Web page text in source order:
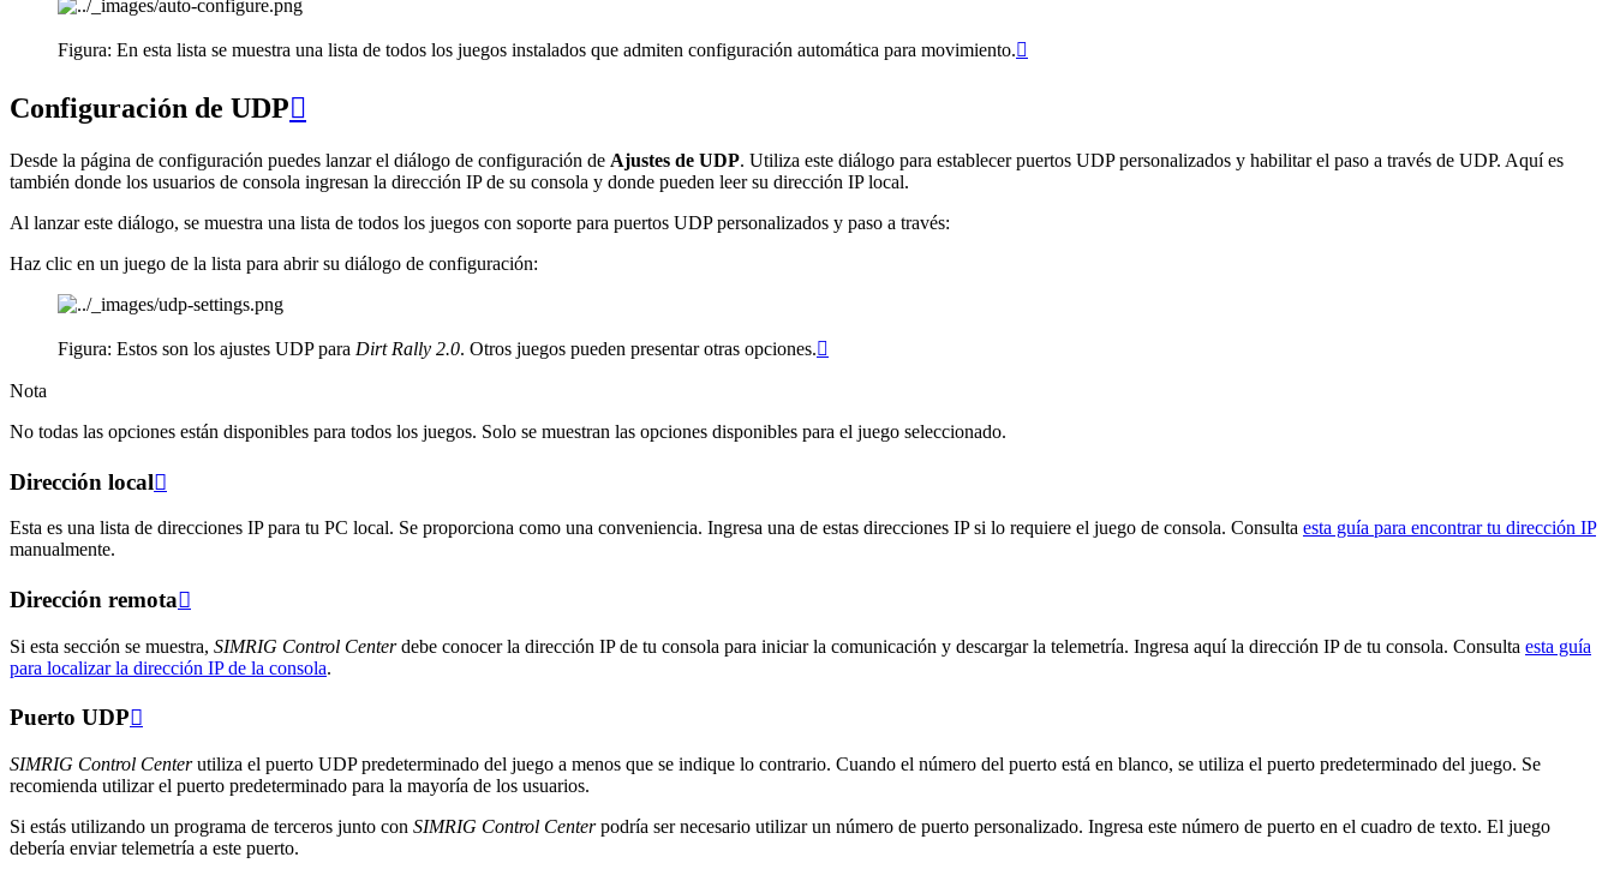
Figura: En esta lista se muestra una lista de todos los juegos instalados que admiten configuración automática para movimiento.
Configuración de UDP
Desde la página de configuración puedes lanzar el diálogo de configuración de Ajustes de UDP. Utiliza este diálogo para establecer puertos UDP personalizados y habilitar el paso a través de UDP. Aquí es
también donde los usuarios de consola ingresan la dirección IP de su consola y donde pueden leer su dirección IP local.
Al lanzar este diálogo, se muestra una lista de todos los juegos con soporte para puertos UDP personalizados y paso a través:
Haz clic en un juego de la lista para abrir su diálogo de configuración:
Figura: Estos son los ajustes UDP para Dirt Rally 2.0. Otros juegos pueden presentar otras opciones.
Nota
No todas las opciones están disponibles para todos los juegos. Solo se muestran las opciones disponibles para el juego seleccionado.
Dirección local
Esta es una lista de direcciones IP para tu PC local. Se proporciona como una conveniencia. Ingresa una de estas direcciones IP si lo requiere el juego de consola. Consulta esta guía para encontrar tu dirección IP
manualmente.
Dirección remota
Si esta sección se muestra, SIMRIG Control Centerdebe conocer la dirección IP de tu consola para iniciar la comunicación y descargar la telemetría. Ingresa aquí la dirección IP de tu consola. Consulta esta guía
para localizar la dirección IP de la consola.
Puerto UDP
SIMRIG Control Centerutiliza el puerto UDP predeterminado del juego a menos que se indique lo contrario. Cuando el número del puerto está en blanco, se utiliza el puerto predeterminado del juego. Se
recomienda utilizar el puerto predeterminado para la mayoría de los usuarios.
Si estás utilizando un programa de terceros junto con SIMRIG Control Centerpodría ser necesario utilizar un número de puerto personalizado. Ingresa este número de puerto en el cuadro de texto. El juego
debería enviar telemetría a este puerto.